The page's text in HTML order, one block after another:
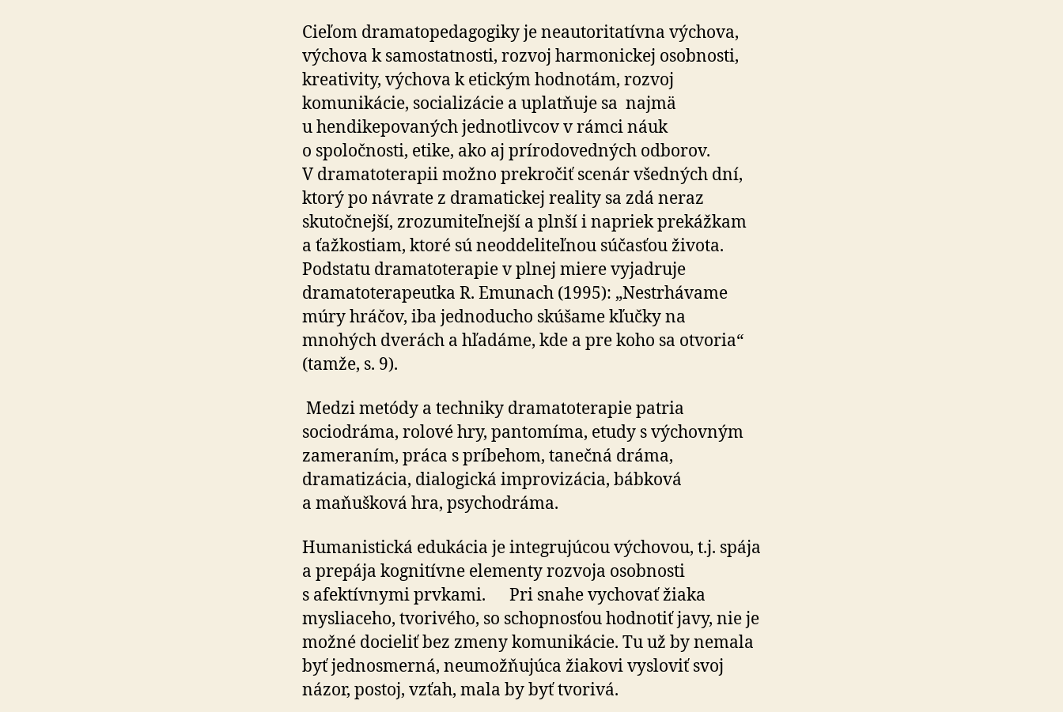
Cieľom dramatopedagogiky je neautoritatívna výchova,
výchova k samostatnosti, rozvoj harmonickej osobnosti,
kreativity, výchova k etickým hodnotám, rozvoj
komunikácie, socializácie a uplatňuje sa najmä
u hendikepovaných jednotlivcov v rámci náuk
o spoločnosti, etike, ako aj prírodovedných odborov.
V dramatoterapii možno prekročiť scenár všedných dní,
ktorý po návrate z dramatickej reality sa zdá neraz
skutočnejší, zrozumiteľnejší a plnší i napriek prekážkam
a ťažkostiam, ktoré sú neoddeliteľnou súčasťou života.
Podstatu dramatoterapie v plnej miere vyjadruje
dramatoterapeutka R. Emunach (1995): „Nestrhávame
múry hráčov, iba jednoducho skúšame kľučky na
mnohých dverách a hľadáme, kde a pre koho sa otvoria“
(tamže, s. 9).
Medzi metódy a techniky dramatoterapie patria
sociodráma, rolové hry, pantomíma, etudy s výchovným
zameraním, práca s príbehom, tanečná dráma,
dramatizácia, dialogická improvizácia, bábková
a maňušková hra, psychodráma.
Humanistická edukácia je integrujúcou výchovou, t.j. spája
a prepája kognitívne elementy rozvoja osobnosti
s afektívnymi prvkami. Pri snahe vychovať žiaka
mysliaceho, tvorivého, so schopnosťou hodnotiť javy, nie je
možné docieliť bez zmeny komunikácie. Tu už by nemala
byť jednosmerná, neumožňujúca žiakovi vysloviť svoj
názor, postoj, vzťah, mala by byť tvorivá.